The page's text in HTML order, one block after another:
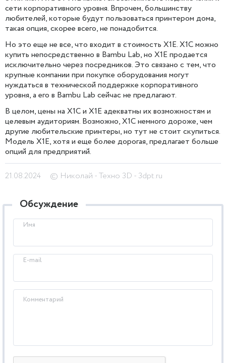
сети корпоративного уровня. Впрочем, большинству
любителей, которые будут пользоваться принтером дома,
такая опция, скорее всего, не понадобится.
Но это еще не все, что входит в стоимость X1E. X1C можно
купить непосредственно в Bambu Lab, но X1E продается
исключительно через посредников. Это связано с тем, что
крупные компании при покупке оборудования могут
нуждаться в технической поддержке корпоративного
уровня, а его в Bambu Lab сейчас не предлагают.
В целом, цены на X1C и X1E адекватны их возможностям и
целевым аудиториям. Возможно, X1C немного дороже, чем
другие любительские принтеры, но тут не стоит скупиться.
Модель X1E, хотя и еще более дорогая, предлагает больше
опций для предприятий.
21.08.2024 © Николай - Техно 3D - 3dpt.ru
Обсуждение
Имя
E-mail
Комментарий